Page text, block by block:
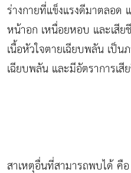
ร่างกายที่แข็งแรงดีมาตลอด
หน้าอก เหนื่อยหอบ และเสี
เนื้อหัวใจตายเฉียบพลัน เป็น
เฉียบพลัน และมีอัตราการเสี
สาเหตุอื่นที่สามารถพบได้ คื